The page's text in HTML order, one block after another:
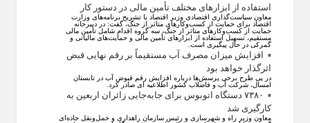
استفاده از ابزارهای مختلف تأمین مالی در دستور کار
معاون سیاست‌گذاری اقتصادی وزیر اقتصاد با تشریح برنامه‌های وزارت
اقتصاد برای حمایت از کسب‌وکار‌های متاثر از جنگ، گفت: در دبیرخانه
حمایت از کسب‌وکار‌های متاثر از جنگ، سه گروه اقدام شامل تأمین مالی
مستقیم، تسهیل استفاده از ابزار‌های تأمین مالی و حمایت‌های مالیاتی و
گمرکی در حال پیگیری است.
افزایش میزان مصرف آب مستقیماً بر رقم نهایی قبض
اثرگذار خواهد بود
در پی طرح برخی پرسش‌ها درباره افزایش رقم قبوض آب در تابستان
امسال، شرکت آب و فاضلاب کشور اطلاعیه ای صادر کرد.
۷۳۸۰ دستگاه اتوبوس برای جابه‌جایی زائران اربعین به
کارگیری شد
معاون وزیر راه و شهرسازی و رئیس سازمان راهداری و حمل‌ونقل جاده‌ای